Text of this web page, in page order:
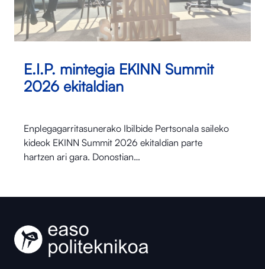
E.I.P. mintegia EKINN Summit
2026 ekitaldian
Enplegagarritasunerako Ibilbide Pertsonala saileko
kideok EKINN Summit 2026 ekitaldian parte
hartzen ari gara. Donostian…